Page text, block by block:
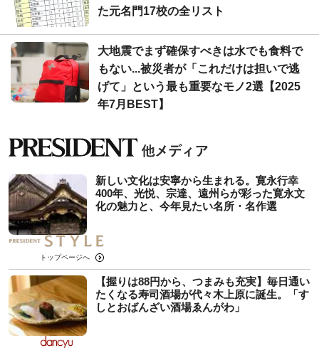
た元名門17校の全リスト
大地震でまず確保すべきは水でも食料で
もない...被災者が「これだけは担いで逃
げて」という最も重要なモノ2選【2025
年7月BEST】
新しい文化は安寧から生まれる。寛永行幸
400年、光悦、宗達、遠州らが彩った寛永文
化の魅力と、今年見たい名所・名作選
トップページへ
【握りは88円から、つまみも充実】毎日通い
たくなる寿司酒場が代々木上原に誕生。「す
しとおばんざい酒場ゑんがわ」